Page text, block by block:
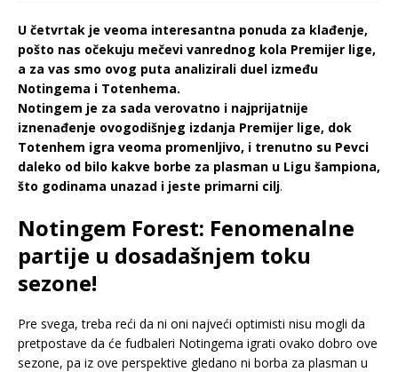
U četvrtak je veoma interesantna ponuda za klađenje,
pošto nas očekuju mečevi vanrednog kola Premijer lige,
a za vas smo ovog puta analizirali duel između
Notingema i Totenhema.
Notingem je za sada verovatno i najprijatnije
iznenađenje ovogodišnjeg izdanja Premijer lige, dok
Totenhem igra veoma promenljivo, i trenutno su Pevci
daleko od bilo kakve borbe za plasman u Ligu šampiona,
što godinama unazad i jeste primarni cilj.
Notingem Forest: Fenomenalne
partije u dosadašnjem toku
sezone!
Pre svega, treba reći da ni oni najveći optimisti nisu mogli da
pretpostave da će fudbaleri Notingema igrati ovako dobro ove
sezone, pa iz ove perspektive gledano ni borba za plasman u